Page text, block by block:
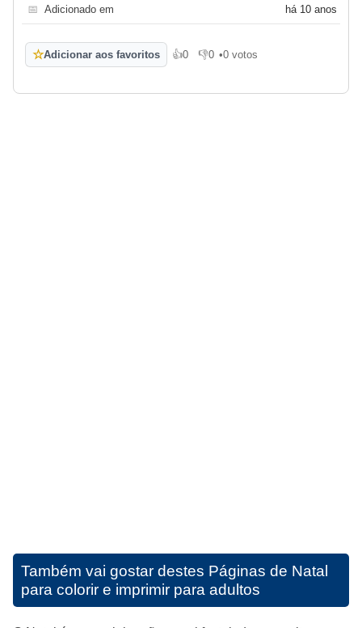
📅 Adicionado em há 10 anos
☆Adicionar aos favoritos 👍0
Gosto 👎0
Não gosto
•0 votos
Também vai gostar destes Páginas de Natal
para colorir e imprimir para adultos